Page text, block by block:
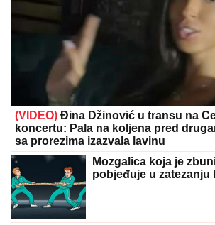
(VIDEO) Đina Džinović u transu na
koncertu: Pala na koljena pred
sa prorezima izazvala lavinu
Mozgalica koja je
pobjeđuje u zatezanju